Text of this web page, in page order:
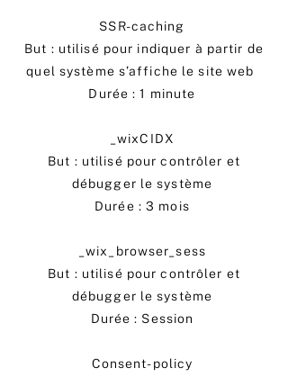
SSR-caching
But : utilisé pour indiquer à partir de
quel système s’affiche le site web
Durée : 1 minute
_wixCIDX
But : utilisé pour contrôler et
débugger le système
Durée : 3 mois
_wix_browser_sess
But : utilisé pour contrôler et
débugger le système
Durée : Session
Consent-policy